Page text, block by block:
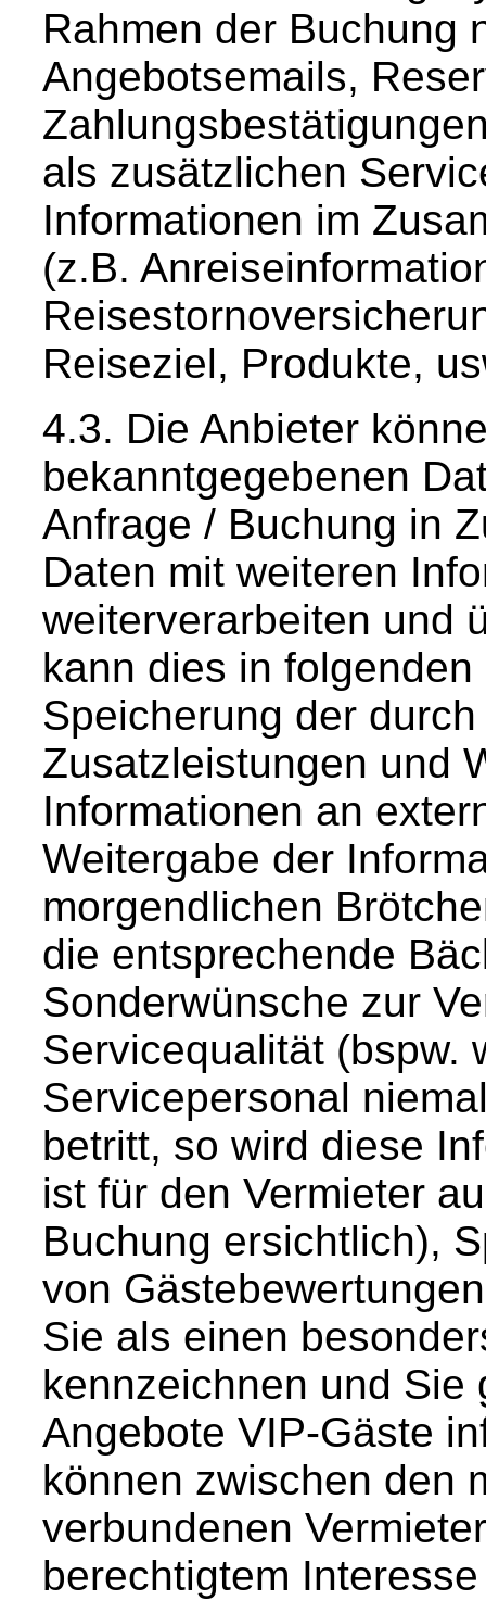
Rahmen der Buchung
Angebotsemails,
als zusätzlichen
Informationen im
(z.B.
Reiseziel, Produkte,
Die Anbieter
bekanntgegebenen
Anfrage / Buchung in
Daten mit weiteren
weiterverarbeiten und
kann dies in
Speicherung der
Zusatzleistungen und
Informationen an
Weitergabe der
morgendlichen
die entsprechende
Sonderwünsche zur
Servicequalität (bspw.
Servicepersonal
betritt, so wird diese
ist für den Vermieter
Buchung ersichtlich),
von
Sie als einen
kennzeichnen und Sie
Angebote VIP-Gäste
können zwischen den
verbundenen
berechtigtem